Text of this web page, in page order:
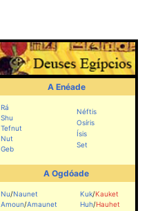
A Enéade
Rá
Shu
Tefnut
Nut
Geb
Néftis
Osíris
Ísis
Set
A Ogdóade
Nu/Naunet
Amoun/Amaunet
Kuk/Kauket
Huh/Hauhet